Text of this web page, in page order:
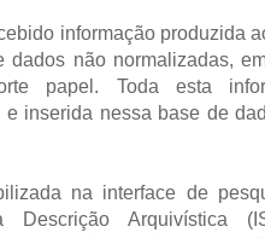
informação produzida
dados não normalizadas,
papel. Toda esta
e inserida nessa base de
na interface de
Descrição Arquivística